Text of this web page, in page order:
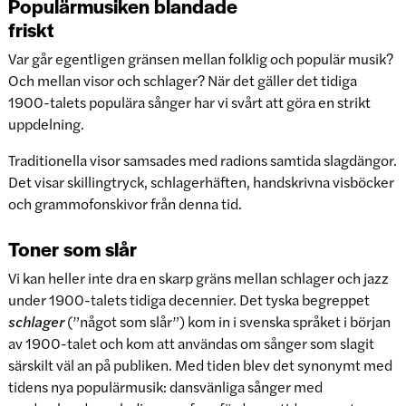
Populärmusiken blandade
friskt
Var går egentligen gränsen mellan folklig och populär musik?
Och mellan visor och schlager? När det gäller det tidiga
1900-talets populära sånger har vi svårt att göra en strikt
uppdelning.
Traditionella visor samsades med radions samtida slagdängor.
Det visar skillingtryck, schlagerhäften, handskrivna visböcker
och grammofonskivor från denna tid.
Toner som slår
Vi kan heller inte dra en skarp gräns mellan schlager och jazz
under 1900-talets tidiga decennier. Det tyska begreppet
schlager(”något som slår”) kom in i svenska språket i början
av 1900-talet och kom att användas om sånger som slagit
särskilt väl an på publiken. Med tiden blev det synonymt med
tidens nya populärmusik: dansvänliga sånger med